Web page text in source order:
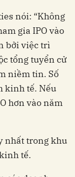
nói: “Không
gia IPO vào
bởi việc trì
tổng tuyển cử
niềm tin. Số
kinh tế. Nếu
hơn vào năm
nhất trong khu
tế.